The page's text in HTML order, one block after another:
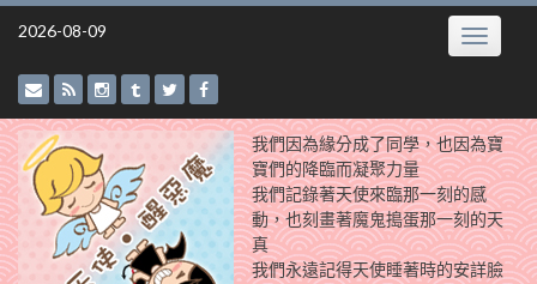
Skip
2026-08-09 Toggle
我們因為緣分成了同學，也因為寶
寶們的降臨而凝聚力量
我們記錄著天使來臨那一刻的感
動，也刻畫著魔鬼搗蛋那一刻的天
真
我們永遠記得天使睡著時的安詳臉